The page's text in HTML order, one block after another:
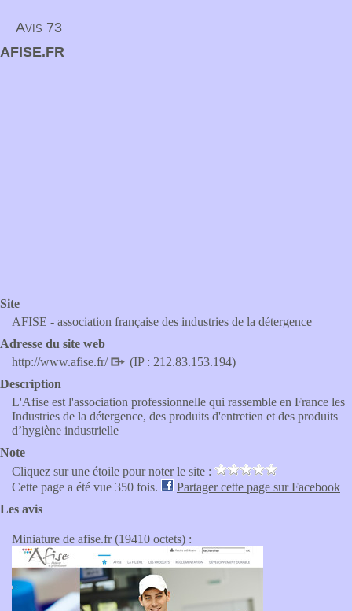
Avis 73
AFISE.FR
Site
AFISE - association française des industries de la détergence
Adresse du site web
http://www.afise.fr/
(IP : 212.83.153.194)
Description
L'Afise est l'association professionnelle qui rassemble en France les
Industries de la détergence, des produits d'entretien et des produits
d’hygiène industrielle
Note
Cliquez sur une étoile pour noter le site :
Cette page a été vue 350 fois.
Partager cette page sur Facebook
Les avis
Miniature de afise.fr (19410 octets) :